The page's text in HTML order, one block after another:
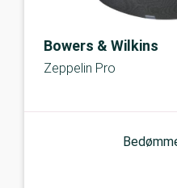
Bowers & Wilkins
Zeppelin Pro